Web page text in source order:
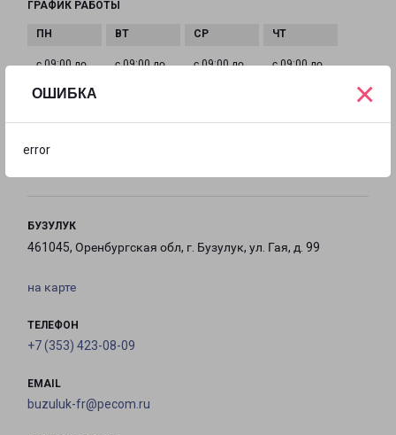
ОШИБКА
error
×
ГРАФИК РАБОТЫ
с 09:00 до
с 09:00 до
с 09:00 до
с 09:00 до
БУЗУЛУК
461045, Оренбургская обл, г. Бузулук, ул. Гая, д. 99
на карте
ТЕЛЕФОН
+7 (353) 423-08-09
EMAIL
buzuluk-fr@pecom.ru